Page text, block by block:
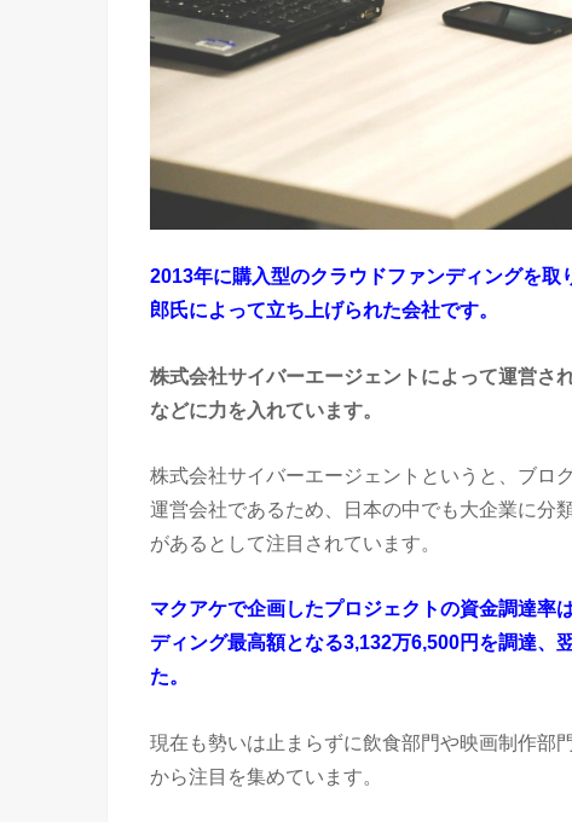
2013年に購入型のクラウドファンディングを
郎氏によって立ち上げられた会社です。
株式会社サイバーエージェントによって運営さ
などに力を入れています。
株式会社サイバーエージェントというと、ブロ
運営会社であるため、日本の中でも大企業に分
があるとして注目されています。
マクアケで企画したプロジェクトの資金調達率
ディング最高額となる3,132万6,500円を調達、
た。
現在も勢いは止まらずに飲食部門や映画制作部
から注目を集めています。